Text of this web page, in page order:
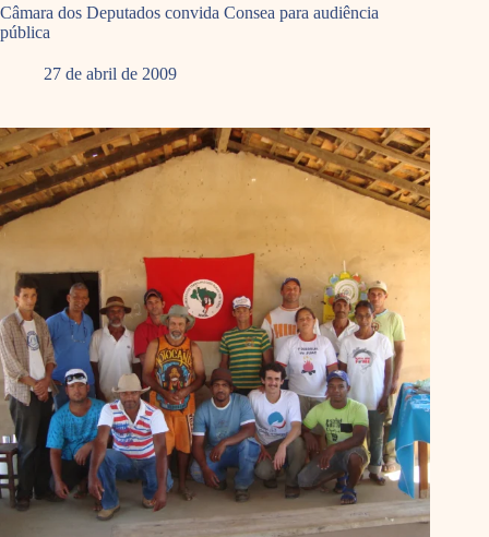
Câmara dos Deputados convida Consea para audiência
pública
27 de abril de 2009